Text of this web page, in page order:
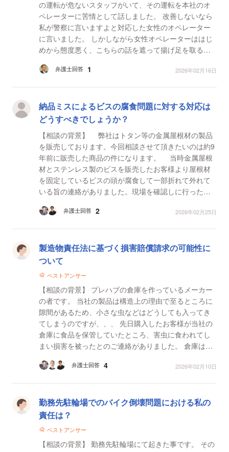
の運転が危ないスタッフがいて、その運転を本社のオ
ペレーターに苦情として話しました。 改善しないなら
私が警察に言いますよと対応した女性のオペレーター
に言いました。 しかしながら女性オペレーターははじ
めから態度悪く、こちらの話を遮って揚げ足を取るよ
た...
弁護士回答 1 2026年02月16日
納品ミスによるビスの腐食問題に対する対応は
どうすべきでしょうか？
【相談の背景】 弊社はトタン等の金属屋根材の製品
を販売しております。今回相談させて頂きたいのは約9
年前に販売した商品の件になります。 当時金属屋根
材とステンレス製のビスを販売したお客様より屋根材
を固定しているビスの頭が腐食して一部折れて外れて
いる旨の連絡がありました。現場を確認しに行ったと
れて...
弁護士回答 2 2026年02月25日
製造物責任法に基づく損害賠償請求の可能性に
ついて
ベストアンサー
【相談の背景】 プレハブの倉庫を作っているメーカー
の者です。 当社の製品は構造上の理由で至るところに
隙間があるため、小さな虫などはどうしても入ってき
てしまうのですが、、、 先日購入したお客様が当社の
倉庫に食品を保管していたところ、害虫に食われてし
まい損害を被ったとのご連絡がありました。 倉庫はそ
弁護士回答 4 2026年02月10日
勤務先駐輪場でのバイク倒壊問題における私の
責任は？
ベストアンサー
【相談の背景】 勤務先駐輪場にて起きた事です。 その